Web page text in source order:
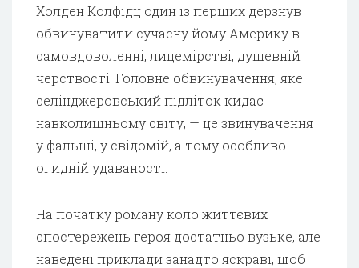
Холден Колфідц один із перших дерзнув
обвинуватити сучасну йому Америку в
самовдоволенні, лицемірстві, душевній
черствості. Головне обвинувачення, яке
селінджеровський підліток кидає
навколишньому світу, — це звинувачення
у фальші, у свідомій, а тому особливо
огидній удаваності.
На початку роману коло життєвих
спостережень героя достатньо вузьке, але
наведені приклади занадто яскраві, щоб